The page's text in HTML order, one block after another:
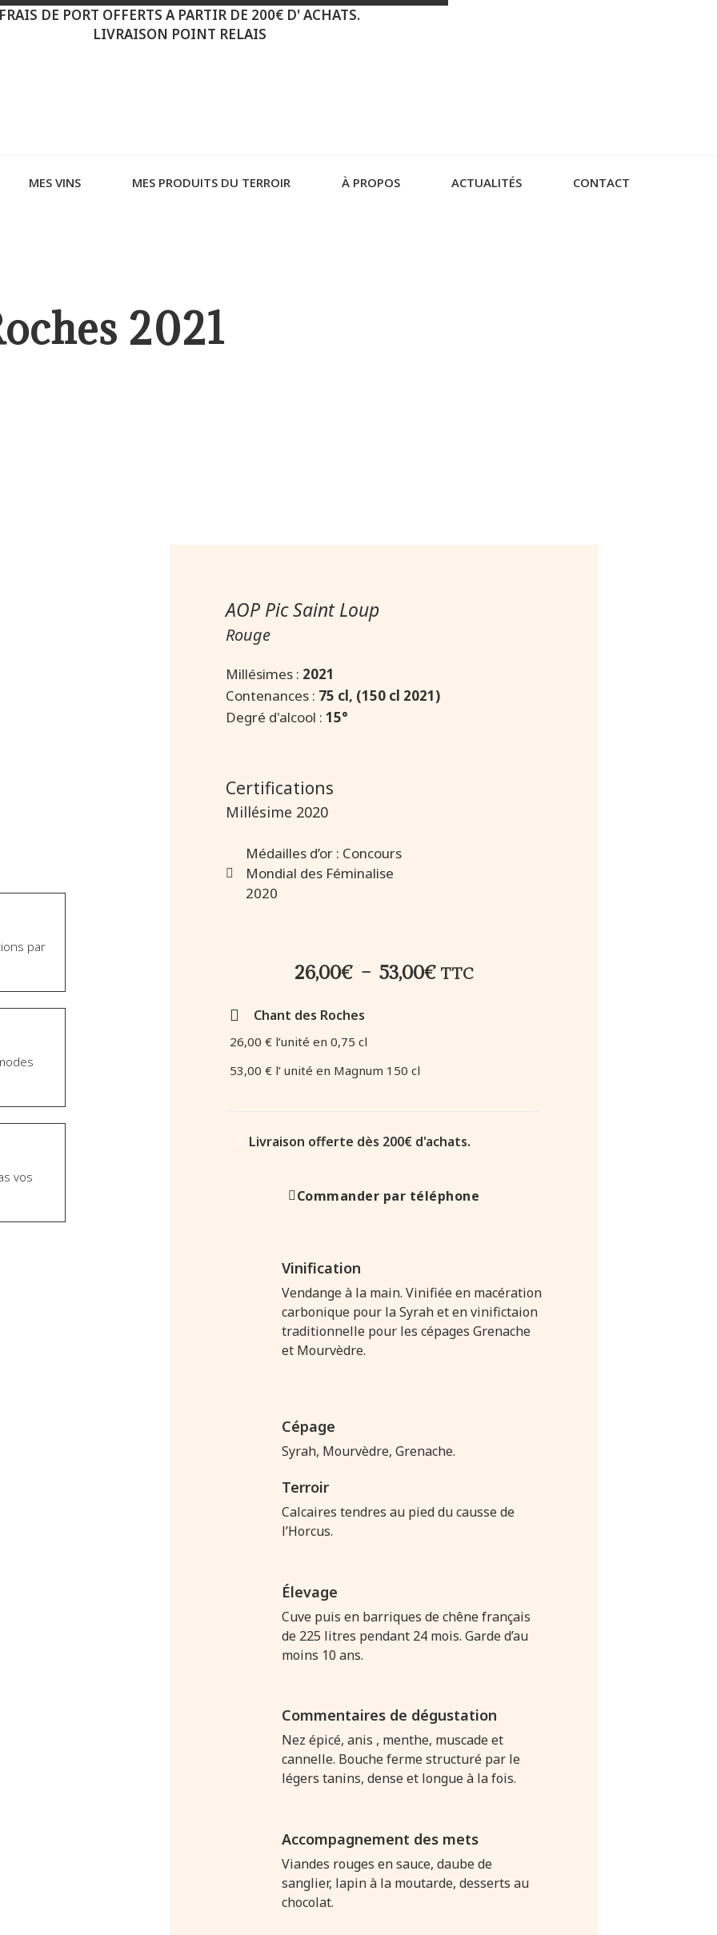
DE PORT OFFERTS A PARTIR DE 200€ D' ACHATS.
LIVRAISON POINT RELAIS
MES VINS MES PRODUITS DU TERROIR À PROPOS ACTUALITÉS CONTACT
2021
par
vos
AOP Pic Saint Loup
Rouge
Millésimes : 2021
Contenances : 75 cl, (150 cl 2021)
Degré d'alcool : 15°
Certifications
Millésime 2020
Médailles d’or : Concours
Mondial des Féminalise
2020
26,00€ – 53,00€ TTC
Chant des Roches
26,00 € l’unité en 0,75 cl
53,00 € l’ unité en Magnum 150 cl
Livraison offerte dès 200€ d'achats.
Commander par téléphone
Vinification
Vendange à la main. Vinifiée en macération
carbonique pour la Syrah et en vinifictaion
traditionnelle pour les cépages Grenache
et Mourvèdre.
Cépage
Syrah, Mourvèdre, Grenache.
Terroir
Calcaires tendres au pied du causse de
l’Horcus.
Élevage
Cuve puis en barriques de chêne français
de 225 litres pendant 24 mois. Garde d’au
moins 10 ans.
Commentaires de dégustation
Nez épicé, anis , menthe, muscade et
cannelle. Bouche ferme structuré par le
légers tanins, dense et longue à la fois.
Accompagnement des mets
Viandes rouges en sauce, daube de
sanglier, lapin à la moutarde, desserts au
chocolat.